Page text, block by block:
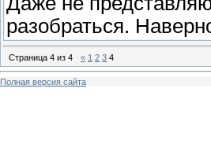
разобраться.
Страница 4 из 4 « 1 2 3 4
Полная версия сайта